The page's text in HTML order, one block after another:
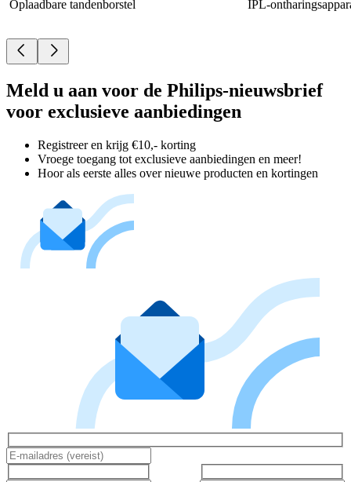
Oplaadbare tandenborstel
IPL-
Meld u aan voor de Philips-nieuwsbrief
voor exclusieve aanbiedingen
Registreer en krijg €10,- korting
Vroege toegang tot exclusieve aanbiedingen en meer!
Hoor als eerste alles over nieuwe producten en kortingen